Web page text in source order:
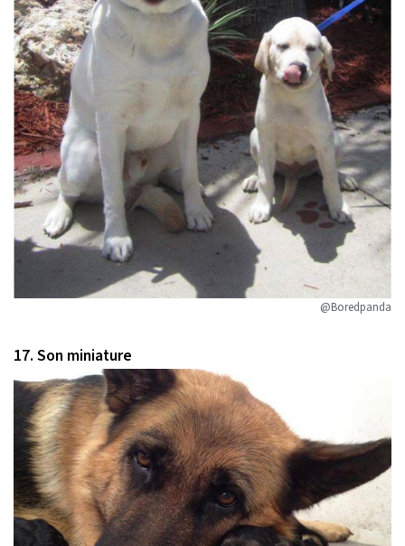
@Boredpanda
17. Son miniature